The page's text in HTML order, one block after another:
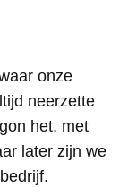
onze
neerzette
het, met
later zijn we